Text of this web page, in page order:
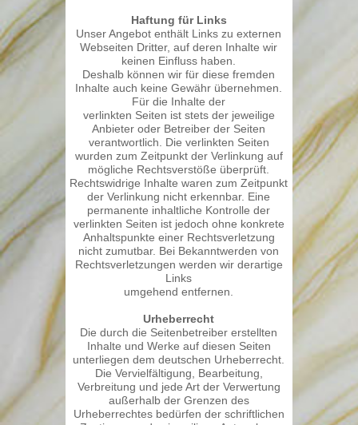
Haftung für Links
Unser Angebot enthält Links zu externen
Webseiten Dritter, auf deren Inhalte wir
keinen Einfluss haben.
Deshalb können wir für diese fremden
Inhalte auch keine Gewähr übernehmen.
Für die Inhalte der
verlinkten Seiten ist stets der jeweilige
Anbieter oder Betreiber der Seiten
verantwortlich. Die verlinkten Seiten
wurden zum Zeitpunkt der Verlinkung auf
mögliche Rechtsverstöße überprüft.
Rechtswidrige Inhalte waren zum Zeitpunkt
der Verlinkung nicht erkennbar. Eine
permanente inhaltliche Kontrolle der
verlinkten Seiten ist jedoch ohne konkrete
Anhaltspunkte einer Rechtsverletzung
nicht zumutbar. Bei Bekanntwerden von
Rechtsverletzungen werden wir derartige
Links
umgehend entfernen.
Urheberrecht
Die durch die Seitenbetreiber erstellten
Inhalte und Werke auf diesen Seiten
unterliegen dem deutschen Urheberrecht.
Die Vervielfältigung, Bearbeitung,
Verbreitung und jede Art der Verwertung
außerhalb der Grenzen des
Urheberrechtes bedürfen der schriftlichen